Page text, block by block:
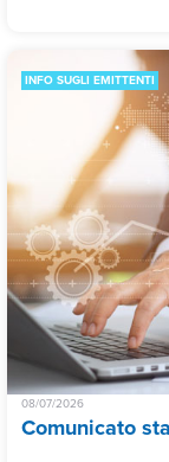
INFO SUGLI EMITTENTI
08/07/2026
Comunicato